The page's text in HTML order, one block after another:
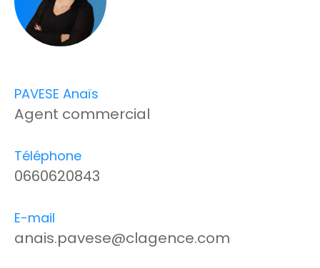
PAVESE Anaïs
Agent commercial
Téléphone
0660620843
E-mail
anais.pavese@clagence.com